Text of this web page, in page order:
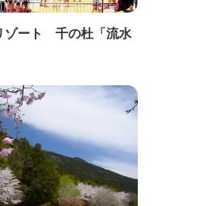
ゾート 千の杜「流水